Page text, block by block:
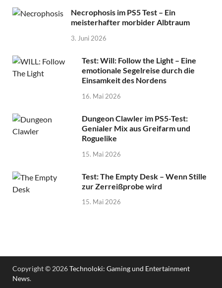
Necrophosis im PS5 Test – Ein
meisterhafter morbider Albtraum
3. Juni 2026
Test: Will: Follow the Light – Eine
emotionale Segelreise durch die
Einsamkeit des Nordens
16. Mai 2026
Dungeon Clawler im PS5-Test:
Genialer Mix aus Greifarm und
Roguelike
15. Mai 2026
Test: The Empty Desk – Wenn Stille
zur Zerreißprobe wird
15. Mai 2026
Copyright © 2026Technoloki: Gaming und Entertainment
News.